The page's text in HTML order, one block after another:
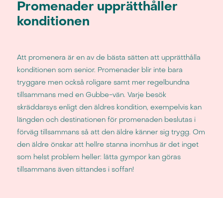
Promenader upprätthåller
konditionen
Att promenera är en av de bästa sätten att upprätthålla
konditionen som senior. Promenader blir inte bara
tryggare men också roligare samt mer regelbundna
tillsammans med en Gubbe-vän. Varje besök
skräddarsys enligt den äldres kondition, exempelvis kan
längden och destinationen för promenaden beslutas i
förväg tillsammans så att den äldre känner sig trygg. Om
den äldre önskar att hellre stanna inomhus är det inget
som helst problem heller: lätta gympor kan göras
tillsammans även sittandes i soffan!